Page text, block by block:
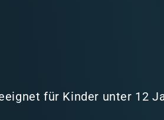
für Kinder unter 12